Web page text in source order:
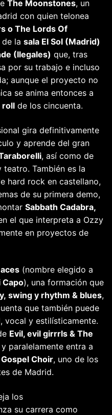
The Moonstones, un
con quien telonea
o The Lords Of
la sala El Sol (Madrid)
(Ilegales) que, tras
por su trabajo e incluso
aunque el proyecto no
se anima entonces a
roll de los cincuenta.
gira definitivamente
y aprende del gran
, así como de
También es la
hard rock en castellano,
de su primera demo,
Sabbath Cadabra,
el que interpreta a Ozzy
en proyectos de
(nombre elegido a
Capo), una formación que
swing y rhythm & blues,
que también puede
vocal y estilísticamente.
Evil, evil girrrls & The
paralelamente entra a
Choir, uno de los
de Madrid.
los
su carrera como